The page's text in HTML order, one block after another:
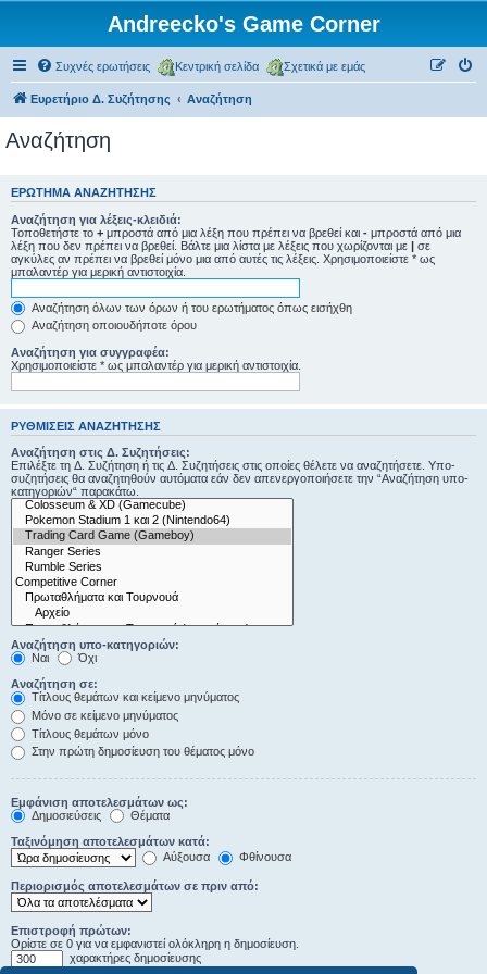
Andreecko's Game Corner
Συχνές ερωτήσεις Κεντρική σελίδα Σχετικά με εμάς
Ευρετήριο Δ. Συζήτησης Αναζήτηση
Αναζήτηση
ΕΡΏΤΗΜΑ ΑΝΑΖΉΤΗΣΗΣ
Αναζήτηση για λέξεις-κλειδιά:
Τοποθετήστε το + μπροστά από μια λέξη που πρέπει να βρεθεί και - μπροστά από μια
λέξη που δεν πρέπει να βρεθεί. Βάλτε μια λίστα με λέξεις που χωρίζονται με | σε
αγκύλες αν πρέπει να βρεθεί μόνο μια από αυτές τις λέξεις. Χρησιμοποιείστε * ως
μπαλαντέρ για μερική αντιστοιχία.
Αναζήτηση όλων των όρων ή του ερωτήματος όπως εισήχθη
Αναζήτηση οποιουδήποτε όρου
Αναζήτηση για συγγραφέα:
Χρησιμοποιείστε * ως μπαλαντέρ για μερική αντιστοιχία.
ΡΥΘΜΊΣΕΙΣ ΑΝΑΖΉΤΗΣΗΣ
Αναζήτηση στις Δ. Συζητήσεις:
Επιλέξτε τη Δ. Συζήτηση ή τις Δ. Συζητήσεις στις οποίες θέλετε να αναζητήσετε. Υπο-
συζητήσεις θα αναζητηθούν αυτόματα εάν δεν απενεργοποιήσετε την “Αναζήτηση υπο-
κατηγοριών“ παρακάτω.
Αναζήτηση υπο-κατηγοριών:
Ναι
Όχι
Αναζήτηση σε:
Τίτλους θεμάτων και κείμενο μηνύματος
Μόνο σε κείμενο μηνύματος
Τίτλους θεμάτων μόνο
Στην πρώτη δημοσίευση του θέματος μόνο
Εμφάνιση αποτελεσμάτων ως:
Δημοσιεύσεις
Θέματα
Ταξινόμηση αποτελεσμάτων κατά:
Αύξουσα
Φθίνουσα
Περιορισμός αποτελεσμάτων σε πριν από:
Επιστροφή πρώτων:
Ορίστε σε 0 για να εμφανιστεί ολόκληρη η δημοσίευση.
χαρακτήρες δημοσίευσης